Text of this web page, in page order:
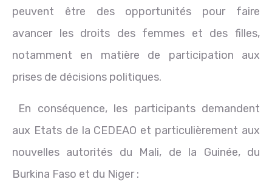
peuvent être des opportunités pour faire
avancer les droits des femmes et des filles,
notamment en matière de participation aux
prises de décisions politiques.
En conséquence, les participants demandent
aux Etats de la CEDEAO et particulièrement aux
nouvelles autorités du Mali, de la Guinée, du
Burkina Faso et du Niger :